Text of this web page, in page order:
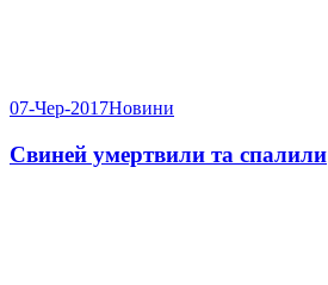
07-Чер-2017Новини
Свиней умертвили та спалили